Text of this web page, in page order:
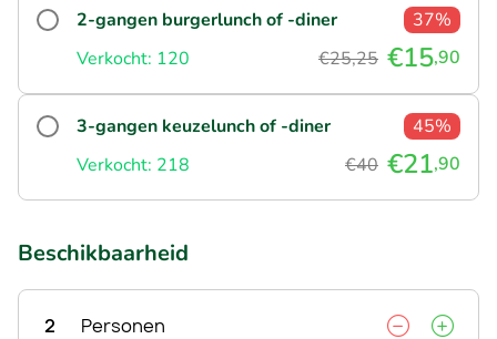
2-gangen burgerlunch of -diner
37%
Verkocht: 120
€25,25 €15,90
3-gangen keuzelunch of -diner
45%
Verkocht: 218
€40 €21,90
Beschikbaarheid
2 Personen